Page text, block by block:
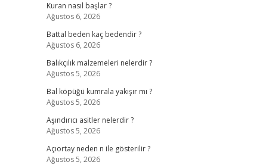
Kuran nasıl başlar ?
Ağustos 6, 2026
Battal beden kaç bedendir ?
Ağustos 6, 2026
Balıkçılık malzemeleri nelerdir ?
Ağustos 5, 2026
Bal köpüğü kumrala yakışır mı ?
Ağustos 5, 2026
Aşındırıcı asitler nelerdir ?
Ağustos 5, 2026
Açıortay neden n ile gösterilir ?
Ağustos 5, 2026